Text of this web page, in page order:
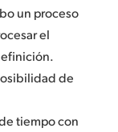
un proceso
el
de
tiempo con